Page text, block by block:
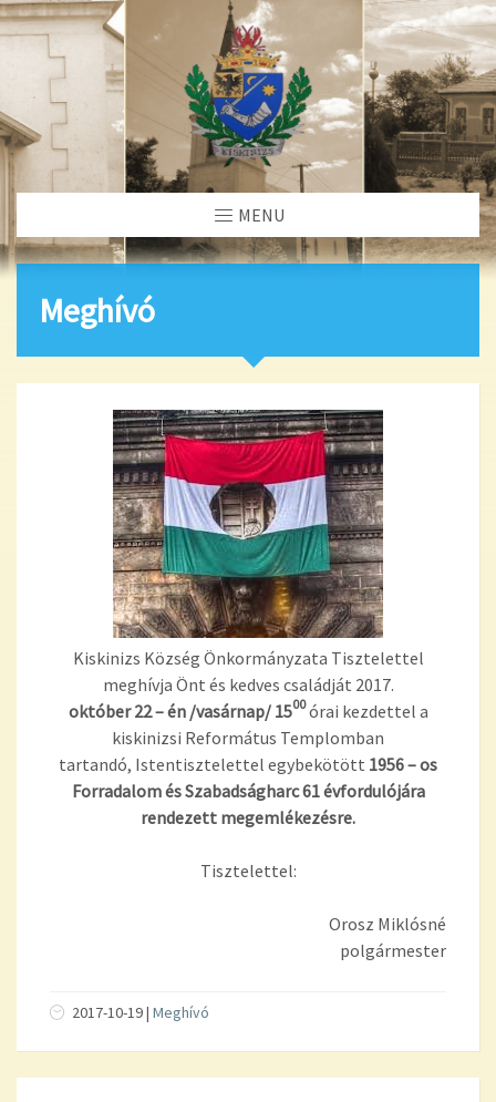
MENU
Meghívó
Kiskinizs Község Önkormányzata Tisztelettel
meghívja Önt és kedves családját 2017.
október 22 – én /vasárnap/ 1500órai kezdettel a
kiskinizsi Református Templomban
tartandó, Istentisztelettel egybekötött 1956 – os
Forradalom és Szabadságharc 61évfordulójára
rendezett megemlékezésre.
Tisztelettel:
Orosz Miklósné
polgármester
2017-10-19 | Meghívó